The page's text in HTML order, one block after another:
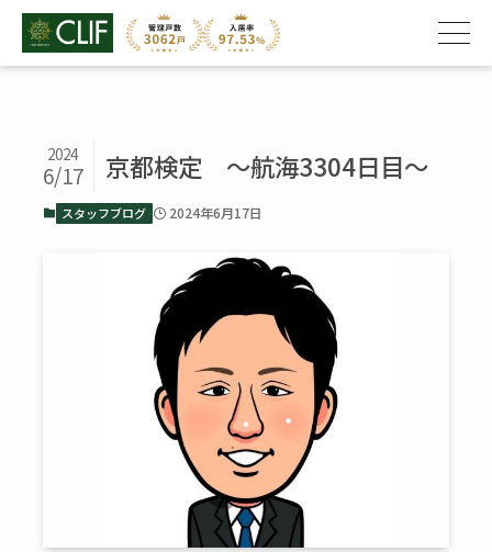
京都検定 ～航海3304日目～
2024
6/17
スタッフブログ 2024年6月17日